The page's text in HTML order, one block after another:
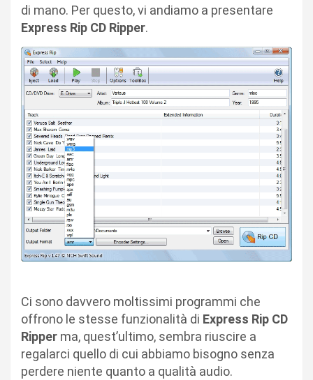
di mano. Per questo, vi andiamo a presentare
Express Rip CD Ripper.
Ci sono davvero moltissimi programmi che
offrono le stesse funzionalità di Express Rip CD
Ripper ma, quest’ultimo, sembra riuscire a
regalarci quello di cui abbiamo bisogno senza
perdere niente quanto a qualità audio.